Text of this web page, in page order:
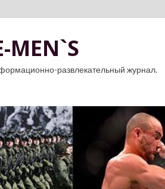
MEN`S
развлекательный журнал.